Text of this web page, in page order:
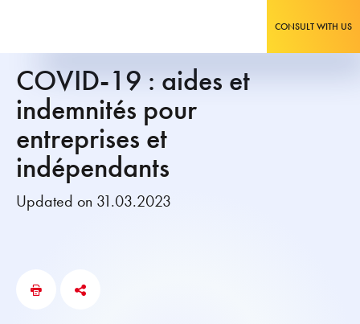
CONSULT WITH US
COVID-19 : aides et
indemnités pour
entreprises et
indépendants
Updated on 31.03.2023